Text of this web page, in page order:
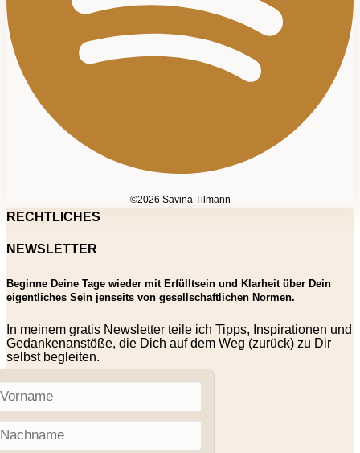
©2026 Savina Tilmann
RECHTLICHES
NEWSLETTER
Beginne Deine Tage wieder mit Erfülltsein und Klarheit über Dein
eigentliches Sein jenseits von gesellschaftlichen Normen.
In meinem gratis Newsletter teile ich Tipps, Inspirationen und
Gedankenanstöße, die Dich auf dem Weg (zurück) zu Dir
selbst begleiten.